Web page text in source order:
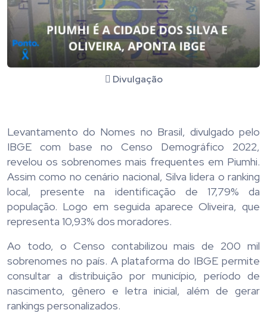
Divulgação
Levantamento do Nomes no Brasil, divulgado pelo
IBGE com base no Censo Demográfico 2022,
revelou os sobrenomes mais frequentes em Piumhi.
Assim como no cenário nacional, Silva lidera o ranking
local, presente na identificação de 17,79% da
população. Logo em seguida aparece Oliveira, que
representa 10,93% dos moradores.
Ao todo, o Censo contabilizou mais de 200 mil
sobrenomes no país. A plataforma do IBGE permite
consultar a distribuição por município, período de
nascimento, gênero e letra inicial, além de gerar
rankings personalizados.